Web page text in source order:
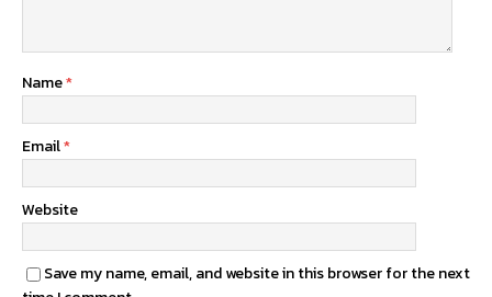
Name*
Email*
Website
Save my name, email, and website in this browser for the next